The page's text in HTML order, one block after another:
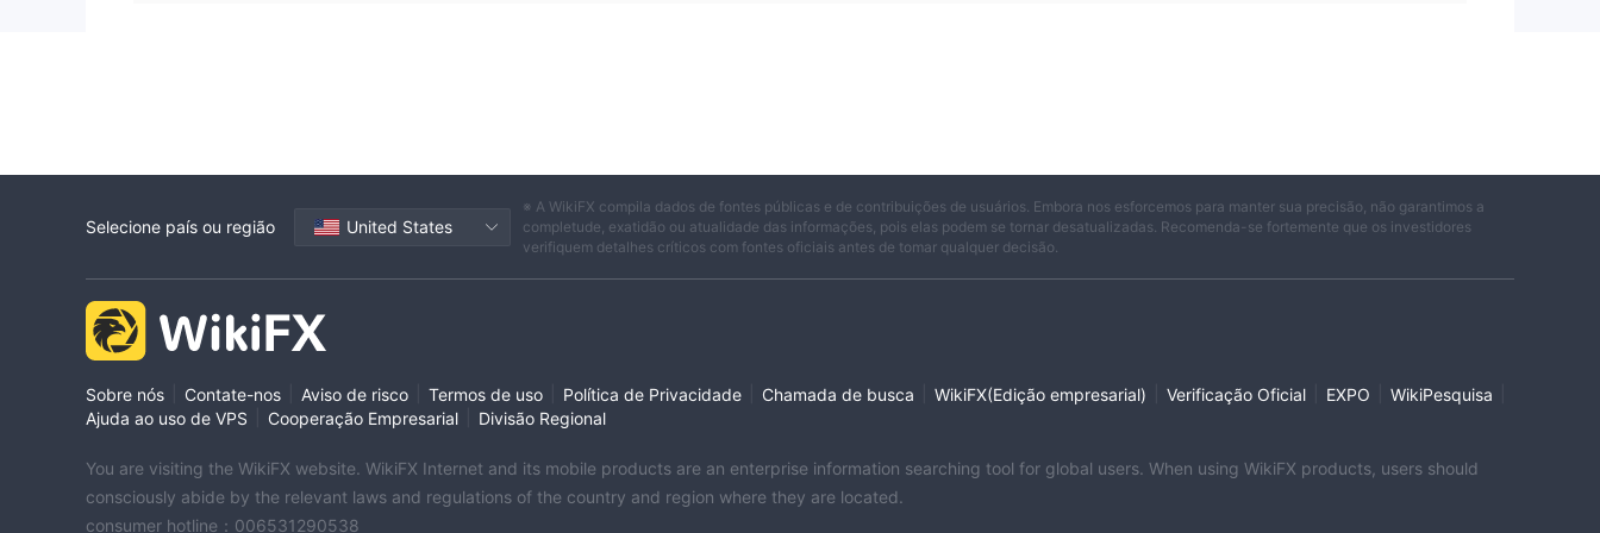
Selecione país ou região United States
※ A WikiFX compila dados de fontes públicas e de contribuições de usuários. Embora nos esforcemos para manter sua precisão, não garantimos a
completude, exatidão ou atualidade das informações, pois elas podem se tornar desatualizadas. Recomenda-se fortemente que os investidores
verifiquem detalhes críticos com fontes oficiais antes de tomar qualquer decisão.
Sobre nós Contate-nos Aviso de risco Termos de uso Política de Privacidade Chamada de busca WikiFX(Edição empresarial) Verificação Oficial EXPO WikiPesquisa
Ajuda ao uso de VPS
Cooperação Empresarial Divisão Regional
You are visiting the WikiFX website. WikiFX Internet and its mobile products are an enterprise information searching tool for global users. When using WikiFX products, users should
consciously abide by the relevant laws and regulations of the country and region where they are located.
consumer hotline：006531290538